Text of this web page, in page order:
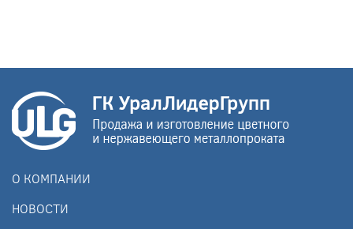
О КОМПАНИИ
НОВОСТИ